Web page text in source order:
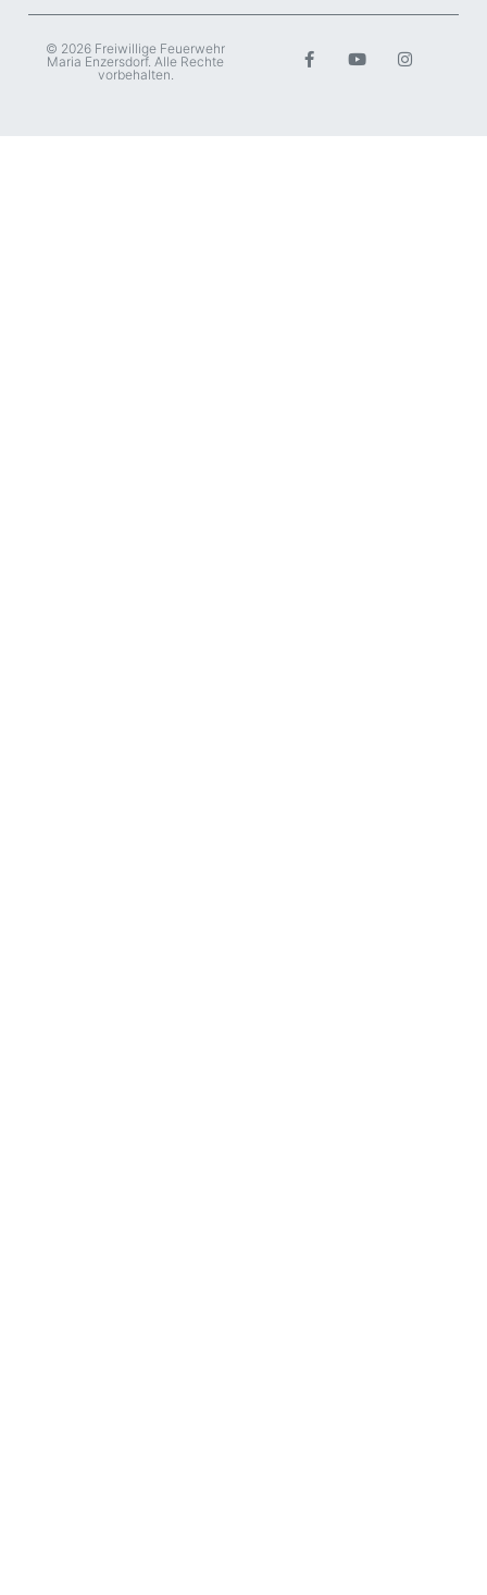
© 2026 Freiwillige Feuerwehr
Maria Enzersdorf. Alle Rechte
vorbehalten.